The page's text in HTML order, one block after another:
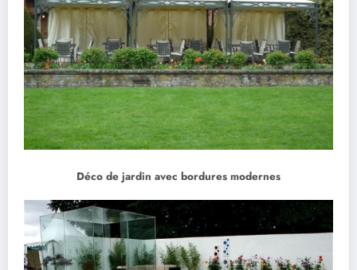
Déco de jardin avec bordures modernes